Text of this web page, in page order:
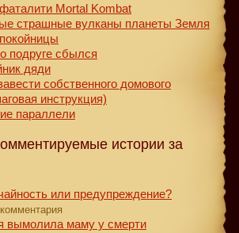
Mortal Kombat
страшные вулканы планеты Земля
подруге сбылся
дяди
собственного домового
инструкция)
параллели
истории за
или предупреждение?
вымолила маму у смерти